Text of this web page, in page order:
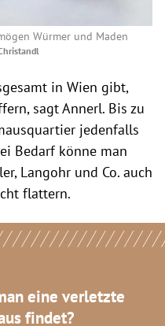
Würmer und Maden
in Wien gibt,
sagt Annerl. Bis zu
jedenfalls
Bedarf könne man
Langohr und Co. auch
flattern.
eine verletzte
findet?